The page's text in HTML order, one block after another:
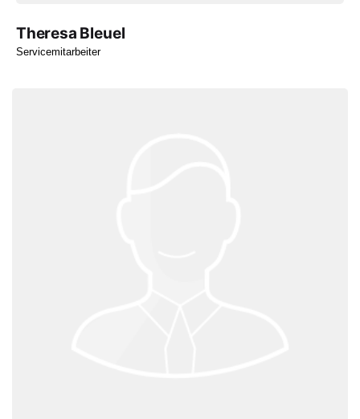
Theresa Bleuel
Servicemitarbeiter